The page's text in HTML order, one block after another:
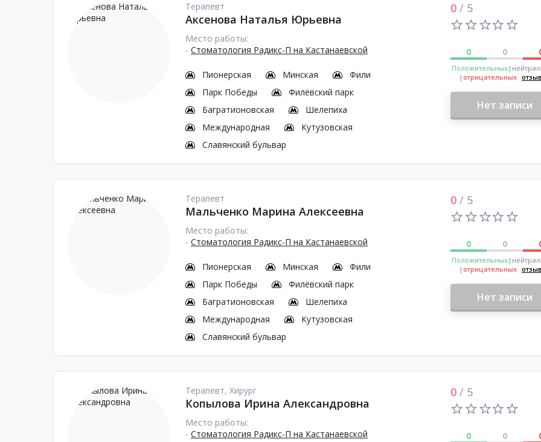
Терапевт
Аксенова Наталья Юрьевна
Место работы:
- Стоматология Радикс-П на Кастанаевской
Пионерская Минская
Фили
Парк Победы
Филёвский парк
Багратионовская
Шелепиха
Международная
Кутузовская
Славянский бульвар
0 / 5
0 0
Положительных
| отрицательных
Нет записи
Терапевт
Мальченко Марина Алексеевна
Место работы:
- Стоматология Радикс-П на Кастанаевской
Пионерская Минская
Фили
Парк Победы
Филёвский парк
Багратионовская
Шелепиха
Международная
Кутузовская
Славянский бульвар
0 / 5
0 0
Положительных
| отрицательных
Нет записи
Терапевт, Хирург
Копылова Ирина Александровна
Место работы:
- Стоматология Радикс-П на Кастанаевской
0 / 5
0 0